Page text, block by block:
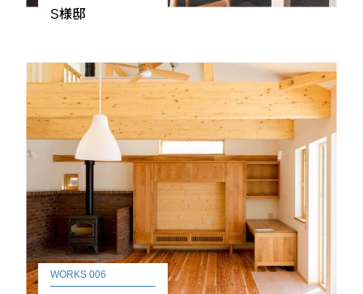
S様邸
WORKS 006